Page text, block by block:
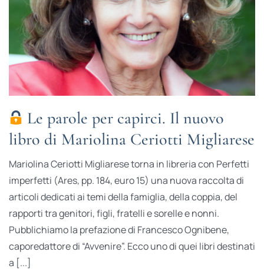
Le parole per capirci. Il nuovo
libro di Mariolina Ceriotti Migliarese
Mariolina Ceriotti Migliarese torna in libreria con Perfetti
imperfetti (Ares, pp. 184, euro 15) una nuova raccolta di
articoli dedicati ai temi della famiglia, della coppia, del
rapporti tra genitori, figli, fratelli e sorelle e nonni.
Pubblichiamo la prefazione di Francesco Ognibene,
caporedattore di “Avvenire”. Ecco uno di quei libri destinati
a [...]